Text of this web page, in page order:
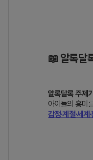
📖 알록달
알록달록 주제
아이들의 흥미
감정·계절·세계